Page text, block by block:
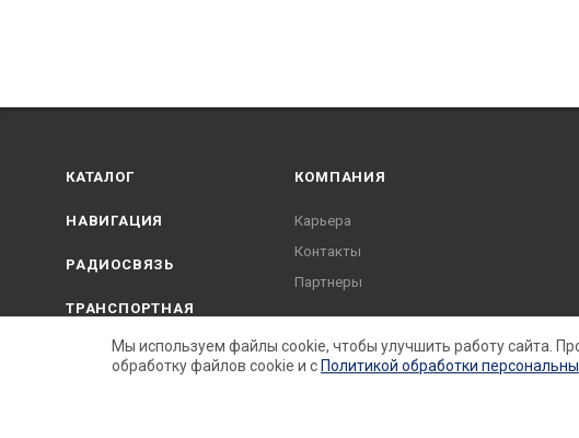
КАТАЛОГ
НАВИГАЦИЯ
РАДИОСВЯЗЬ
ТРАНСПОРТНАЯ
КОМПАНИЯ
Карьера
Контакты
Партнеры
Мы используем файлы cookie, чтобы улучшить работу сайта.
обработку файлов cookie и c Политикой обработки